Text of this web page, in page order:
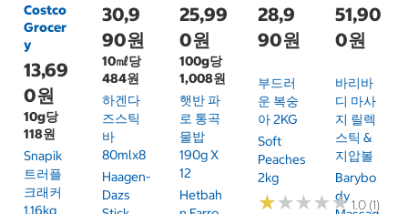
Costco
Grocer
y
13,69
0원
10g당
118원
Snapik
트러플
크래커
1.16kg
30,9
90원
10㎖당
484원
하겐다
즈스틱
바
80mlx8
Haagen-
Dazs
25,99
0원
100g당
1,008원
햇반 파
로 통곡
물밥
190g X
12
Hetbah
28,9
90원
부드러
운 복숭
아 2KG
Soft
Peaches
2kg
★★★★★
★★★★★1.0 (1)
51,90
0원
바리바
디 마사
지 릴렉
스틱 &
지압볼
Barybo
Dy